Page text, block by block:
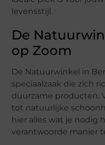
levensstijl.
De
op Zoom
De Natuurwinkel in
speciaalzaak die zich
duurzame producten.
tot natuurlijke
hier alles wat je nodig
verantwoorde manier